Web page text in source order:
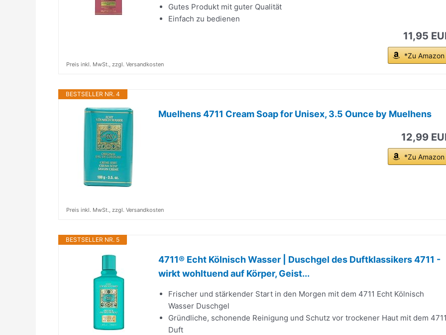
Gutes Produkt mit guter Qualität
Einfach zu bedienen
11,95
*Zu Amazon
Preis inkl. MwSt., zzgl. Versandkosten
BESTSELLER NR. 4
Muelhens 4711 Cream Soap for Unisex, 3.5 Ounce by Muelhens
12,99
*Zu Amazon
Preis inkl. MwSt., zzgl. Versandkosten
BESTSELLER NR. 5
4711® Echt Kölnisch Wasser | Duschgel des Duftklassikers 4711 -
wirkt wohltuend auf Körper, Geist...
Frischer und stärkender Start in den Morgen mit dem 4711 Echt Kölnisch
Wasser Duschgel
Gründliche, schonende Reinigung und Schutz vor trockener Haut mit dem
Duft